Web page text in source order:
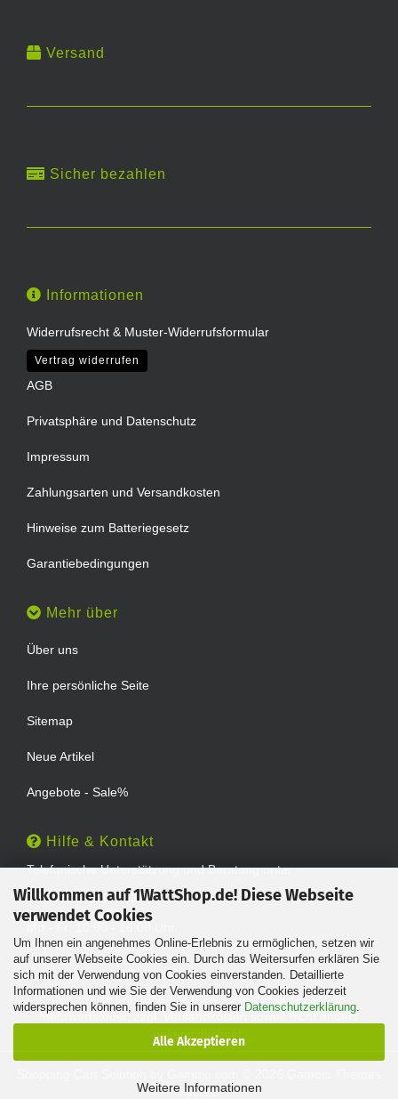
Willkommen auf 1WattShop.de! Diese Webseite
verwendet Cookies
Um Ihnen ein angenehmes Online-Erlebnis zu ermöglichen, setzen wir
auf unserer Webseite Cookies ein. Durch das Weitersurfen erklären Sie
sich mit der Verwendung von Cookies einverstanden. Detaillierte
Informationen und wie Sie der Verwendung von Cookies jederzeit
widersprechen können, finden Sie in unserer Datenschutzerklärung.
Alle Akzeptieren
Weitere Informationen
Versand
Sicher bezahlen
Informationen
Widerrufsrecht & Muster-Widerrufsformular
Vertrag widerrufen
AGB
Privatsphäre und Datenschutz
Impressum
Zahlungsarten und Versandkosten
Hinweise zum Batteriegesetz
Garantiebedingungen
Mehr über
Über uns
Ihre persönliche Seite
Sitemap
Neue Artikel
Angebote - Sale%
Hilfe & Kontakt
Telefonische Unterstützung und Beratung unter:
TEL: 0202 - 29994539
Geprüfter Online Shop mit Geld-zurück-Garantie.
Alle Preise verstehen sich inklusive der gesetzlichen
Mehrwertsteuer, zzgl.
soweit nicht anders
gekennzeichnet.
Xycons